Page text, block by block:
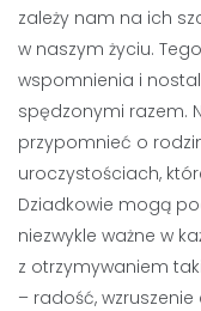
zależy nam na ich
w naszym życiu.
wspomnienia i
spędzonymi razem.
przypomnieć o
uroczystościach,
Dziadkowie mogą
niezwykle ważne w
z otrzymywaniem
– radość,